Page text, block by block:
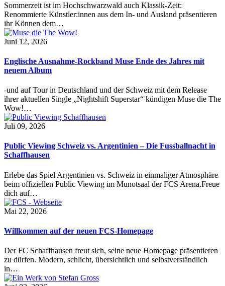
Sommerzeit ist im Hochschwarzwald auch Klassik-Zeit:
Renommierte Künstler:innen aus dem In- und Ausland präsentieren
ihr Können dem…
Juni 12, 2026
Englische Ausnahme-Rockband Muse Ende des Jahres mit
neuem Album
-und auf Tour in Deutschland und der Schweiz mit dem Release
ihrer aktuellen Single „Nightshift Superstar“ kündigen Muse die The
Wow!…
Juli 09, 2026
Public Viewing Schweiz vs. Argentinien – Die Fussballnacht in
Schaffhausen
Erlebe das Spiel Argentinien vs. Schweiz in einmaliger Atmosphäre
beim offiziellen Public Viewing im Munotsaal der FCS Arena.Freue
dich auf…
Mai 22, 2026
Willkommen auf der neuen FCS-Homepage
Der FC Schaffhausen freut sich, seine neue Homepage präsentieren
zu dürfen. Modern, schlicht, übersichtlich und selbstverständlich
in…